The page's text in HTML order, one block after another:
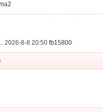
2026-8-8 20:50 fb15800